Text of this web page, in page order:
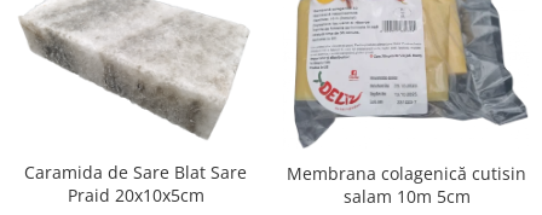
Caramida de Sare Blat Sare
Praid 20x10x5cm
Membrana colagenică cutisin
salam 10m 5cm